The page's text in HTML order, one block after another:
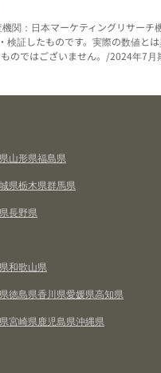
関：日本マーケティングリサーチ
証したものです。実際の数値とは
のではございません。/2024年7
山形県福島県
県栃木県群馬県
長野県
和歌山県
徳島県香川県愛媛県高知県
宮崎県鹿児島県沖縄県